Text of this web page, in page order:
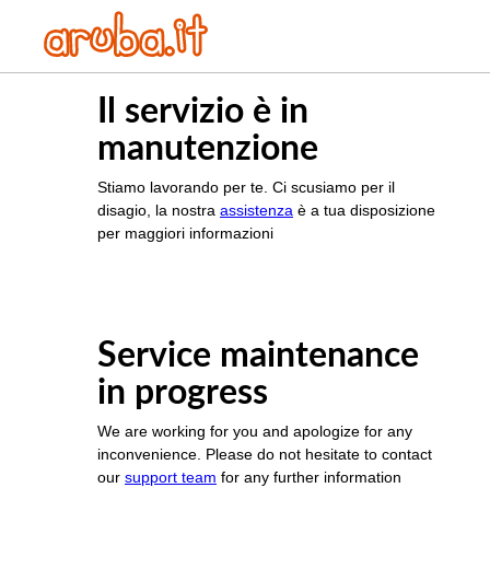
Il servizio è in
manutenzione
Stiamo lavorando per te. Ci scusiamo per il
disagio, la nostra assistenza è a tua disposizione
per maggiori informazioni
Service maintenance
in progress
We are working for you and apologize for any
inconvenience. Please do not hesitate to contact
our support team for any further information